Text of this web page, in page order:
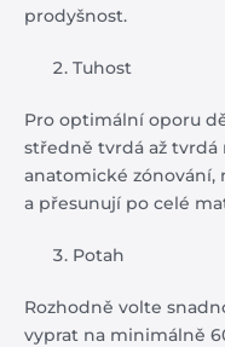
prodyšnost.
Tuhost
Pro optimální oporu
středně tvrdá až
anatomické zónování,
a přesunují po celé
Potah
Rozhodně volte
vyprat na minimálně